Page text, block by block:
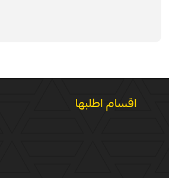
اقسام اطلبها